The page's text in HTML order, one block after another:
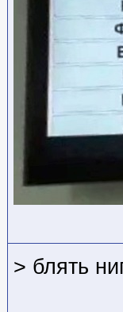
> блять